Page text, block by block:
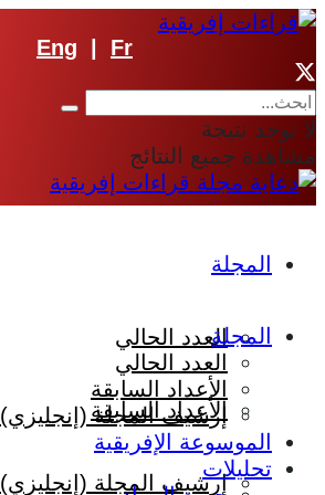
Eng Fr
لا توجد نتيجة
مشاهدة جميع النتائج
المجلة
العدد الحالي
الأعداد السابقة
إرشيف المجلة (إنجليزي)
المجلة
العدد الحالي
الأعداد السابقة
إرشيف المجلة (إنجليزي)
الموسوعة الإفريقية
تحليلات